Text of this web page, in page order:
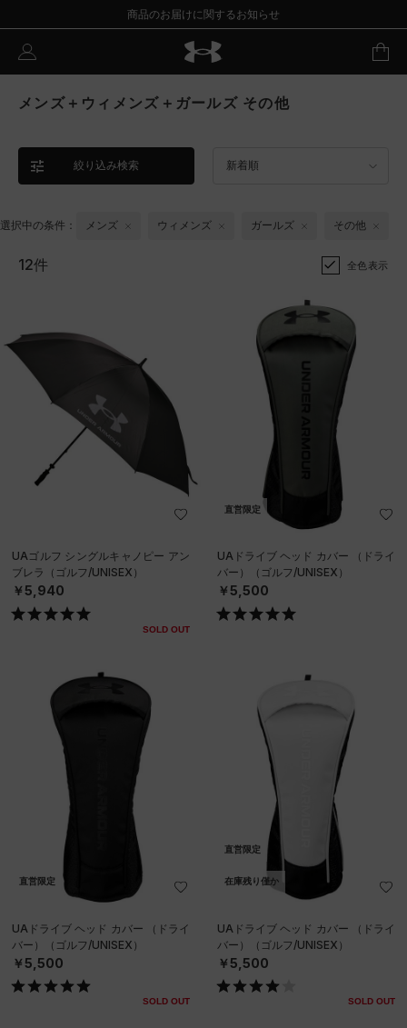
商品のお届けに関するお知らせ
メンズ＋ウィメンズ＋ガールズ その他
絞り込み検索 新着順
選択中の条件： メンズ ウィメンズ ガールズ その他
12件 全色表示
UAゴルフ シングルキャノピー アン
ブレラ（ゴルフ/UNISEX）
￥5,940
SOLD OUT
直営限定
UAドライブ ヘッド カバー （ドライ
バー）（ゴルフ/UNISEX）
￥5,500
直営限定
UAドライブ ヘッド カバー （ドライ
バー）（ゴルフ/UNISEX）
￥5,500
SOLD OUT
直営限定
在庫残り僅か
UAドライブ ヘッド カバー （ドライ
バー）（ゴルフ/UNISEX）
￥5,500
SOLD OUT